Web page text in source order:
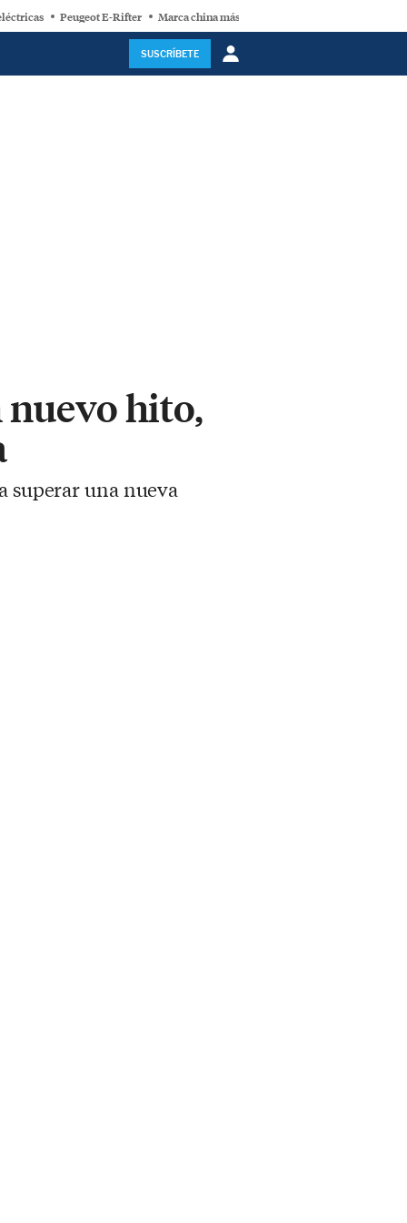
Peugeot E-Rifter Marca china más valorada
SUSCRÍBETE
nuevo hito,
superar una nueva